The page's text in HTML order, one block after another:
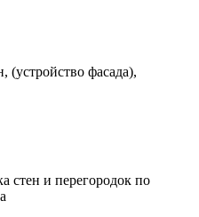
(устройство фасада),
стен и перегородок по